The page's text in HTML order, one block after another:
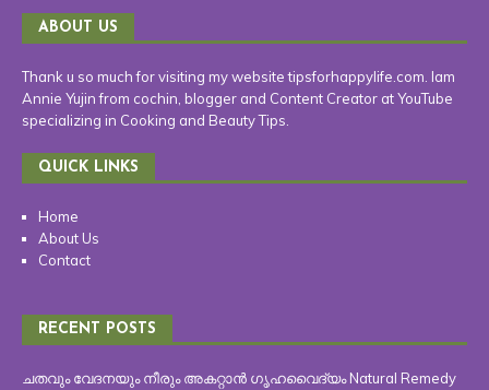
ABOUT US
Thank u so much for visiting my website tipsforhappylife.com. Iam
Annie Yujin from cochin, blogger and Content Creator at YouTube
specializing in Cooking and Beauty Tips.
QUICK LINKS
Home
About Us
Contact
RECENT POSTS
ചതവും വേദനയും നീരും അകറ്റാൻ ഗൃഹവൈദ്യം Natural Remedy